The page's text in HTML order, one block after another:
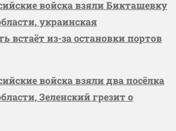
войска взяли Бикташевку
украинская
встаёт из-за остановки портов
войска взяли два посёлка
Зеленский грезит о